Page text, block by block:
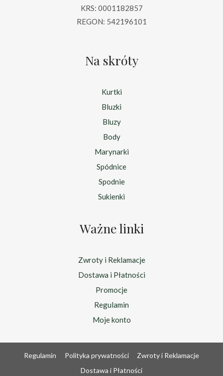
KRS: 0001182857
REGON: 542196101
Na skróty
Kurtki
Bluzki
Bluzy
Body
Marynarki
Spódnice
Spodnie
Sukienki
Ważne linki
Zwroty i Reklamacje
Dostawa i Płatności
Promocje
Regulamin
Moje konto
Regulamin Polityka prywatności
Zwroty i Reklamacje
Dostawa i Płatności